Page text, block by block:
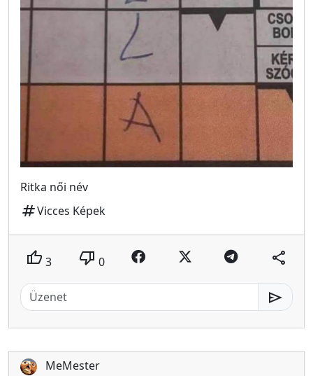
Ritka női név
tagVicces Képek
thumb_up 3 thumb_down 0 share
send
MeMester